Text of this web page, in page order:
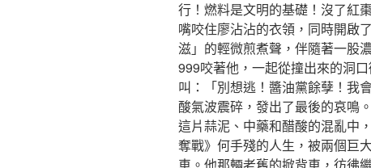
行！燃料是文明的基礎！沒了紅
嘴咬住廖沾沾的衣領，同時開啟
滋」的輕微煎煮聲，伴隨著一股
999咬著他，一起從撞出來的洞
叫：「別想逃！醬油黨餘孽！我
酸氣波震碎，發出了最後的哀鳴
這片蒜泥、中藥和醋酸的混亂中
奪戰》何手殘的人生，被兩個巨